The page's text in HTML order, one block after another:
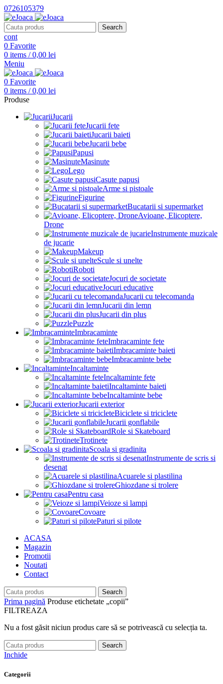
0726105379
Search
cont
0 Favorite
0 items / 0,00 lei
Meniu
0 Favorite
0 items / 0,00 lei
Produse
Jucarii
Jucarii fete
Jucarii baieti
Jucarii bebe
Papusi
Masinute
Lego
Casute papusi
Arme si pistoale
Figurine
Bucatarii si supermarket
Avioane, Elicoptere,
Drone
Instrumente muzicale
de jucarie
Makeup
Scule si unelte
Roboti
Jocuri de societate
Jocuri educative
Jucarii cu telecomanda
Jucarii din lemn
Jucarii din plus
Puzzle
Imbracaminte
Imbracaminte fete
Imbracaminte baieti
Imbracaminte bebe
Incaltaminte
Incaltaminte fete
Incaltaminte baieti
Incaltaminte bebe
Jucarii exterior
Biciclete si triciclete
Jucarii gonflabile
Role si Skateboard
Trotinete
Scoala si gradinita
Instrumente de scris si
desenat
Acuarele si plastilina
Ghiozdane si trolere
Pentru casa
Veioze si lampi
Covoare
Paturi si pilote
ACASA
Magazin
Promotii
Noutati
Contact
Search
Prima pagină Produse etichetate „copii”
FILTREAZA
Nu a fost găsit niciun produs care să se potrivească cu selecția ta.
Search
Inchide
Categorii